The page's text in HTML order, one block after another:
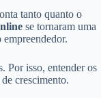
tanto quanto o
se tornaram uma
empreendedor.
Por isso, entender os
crescimento.